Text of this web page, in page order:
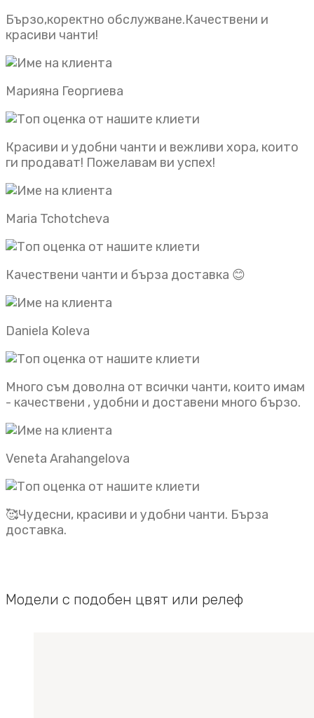
Бързо,коректно обслужване.Качествени и
красиви чанти!
Марияна Георгиева
Красиви и удобни чанти и вежливи хора, които
ги продават! Пожелавам ви успех!
Maria Tchotcheva
Качествени чанти и бърза доставка 😊
Daniela Koleva
Много съм доволна от всички чанти, които имам
- качествени , удобни и доставени много бързо.
Veneta Arahangelova
🥰Чудесни, красиви и удобни чанти. Бърза
доставка.
Модели с подобен цвят или релеф